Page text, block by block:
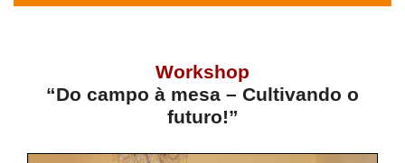
Workshop
“Do campo à mesa – Cultivando o
futuro!”